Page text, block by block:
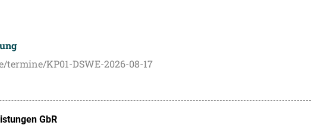
KP01-DSWE-2026-08-17
GbR